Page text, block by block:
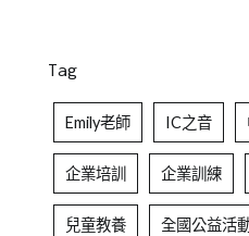
Tag
Emily老師 IC之音
企業培訓 企業訓練
兒童教養 全國公益活